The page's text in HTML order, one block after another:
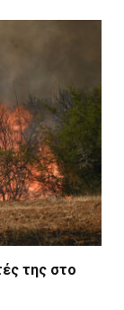
της στο